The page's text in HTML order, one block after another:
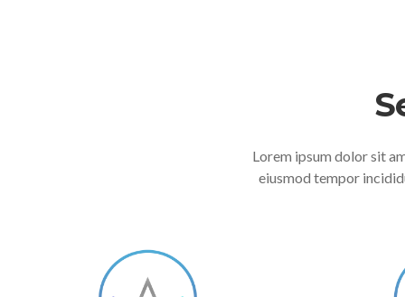
Lorem ipsum dolor sit
eiusmod tempor